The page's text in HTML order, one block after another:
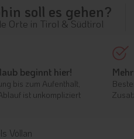
soll es gehen?
Orte in Tirol & Südtirol
beginnt hier!
bis zum Aufenthalt,
ist unkompliziert
Völlan